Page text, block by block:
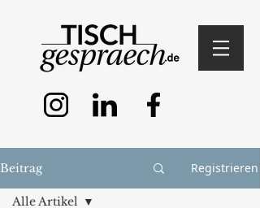
Beitrag Registrieren
Alle Artikel